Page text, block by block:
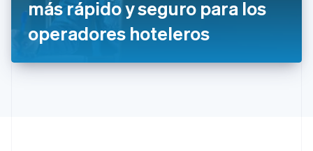
más rápido y seguro para los
operadores hoteleros
Grecia
English
Hungría
India